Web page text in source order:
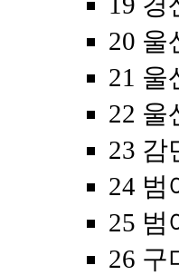
20 울
21 울
22 울
23 감
24 범
25 범
26 구